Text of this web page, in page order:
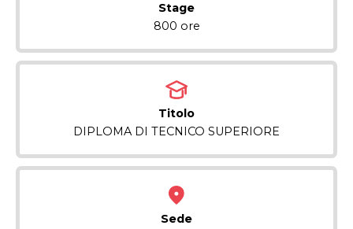
Stage
800 ore
Titolo
DIPLOMA DI TECNICO SUPERIORE
Sede